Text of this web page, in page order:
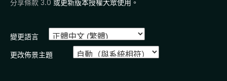
分享條款 3.0 或更新版本授權大眾使用。
變更語言
更改佈景主題